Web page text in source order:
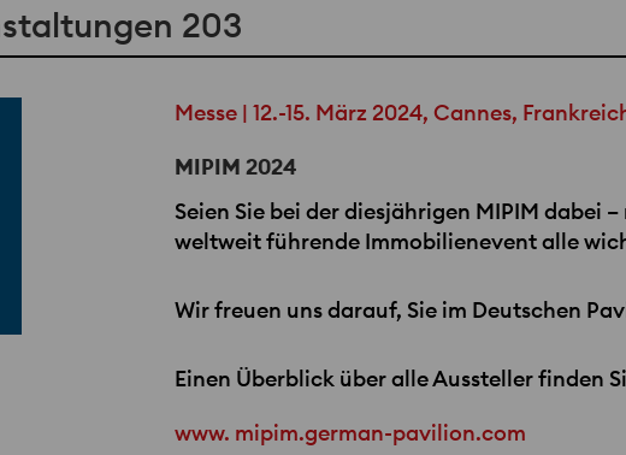
203
Messe | 12.-15. März 2024, Cannes,
MIPIM 2024
Seien Sie bei der diesjährigen MIPIM dabei –
weltweit führende Immobilienevent alle
Wir freuen uns darauf, Sie im Deutschen
Einen Überblick über alle Aussteller finden
www. mipim.german-pavilion.com